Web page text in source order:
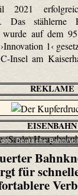
2021
Das stählerne
wurde auf dem
1‹
Insel am
REKLAME
EISENBAHN
Deutsche Bahn/
für